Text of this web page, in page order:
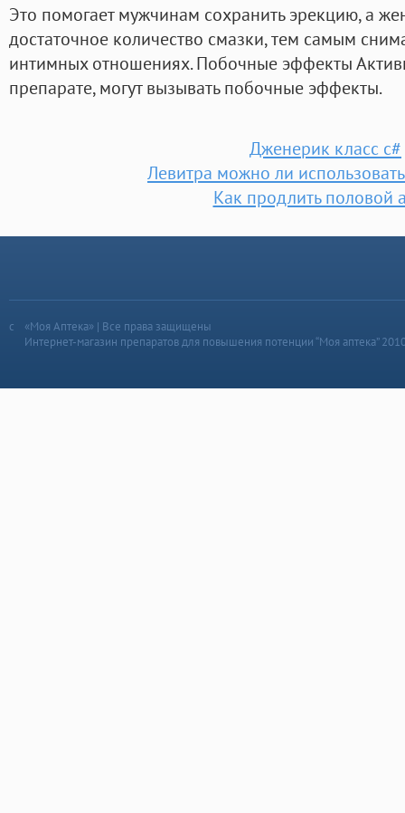
Это помогает мужчинам сохранить эрекцию, а
достаточное количество смазки, тем самым
интимных отношениях. Побочные эффекты
препарате, могут вызывать побочные эффекты.
Дженерик класс c#
Левитра можно ли
Как продлить половой
«Моя Аптека» | Все права защищены
Интернет-магазин препаратов для повышения потенции “Моя аптека”